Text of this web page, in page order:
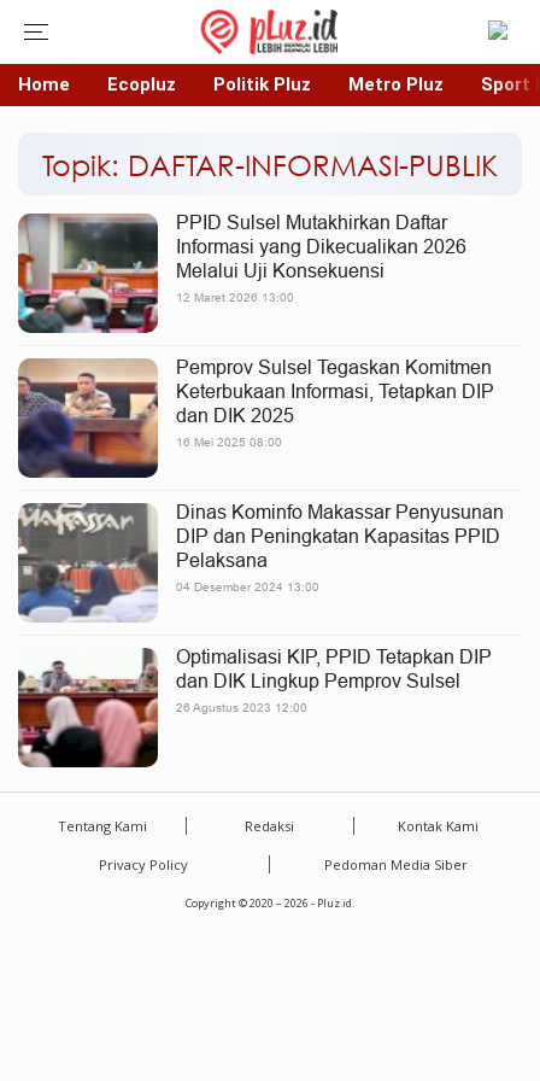
Home Ecopluz Politik Pluz Metro Pluz Sport
Topik: DAFTAR-INFORMASI-PUBLIK
PPID Sulsel Mutakhirkan Daftar
Informasi yang Dikecualikan 2026
Melalui Uji Konsekuensi
12 Maret 2026 13:00
Pemprov Sulsel Tegaskan Komitmen
Keterbukaan Informasi, Tetapkan DIP
dan DIK 2025
16 Mei 2025 08:00
Dinas Kominfo Makassar Penyusunan
DIP dan Peningkatan Kapasitas PPID
Pelaksana
04 Desember 2024 13:00
Optimalisasi KIP, PPID Tetapkan DIP
dan DIK Lingkup Pemprov Sulsel
26 Agustus 2023 12:00
Tentang Kami Redaksi Kontak Kami
Privacy Policy Pedoman Media Siber
Copyright © 2020 – 2026 - Pluz.id.